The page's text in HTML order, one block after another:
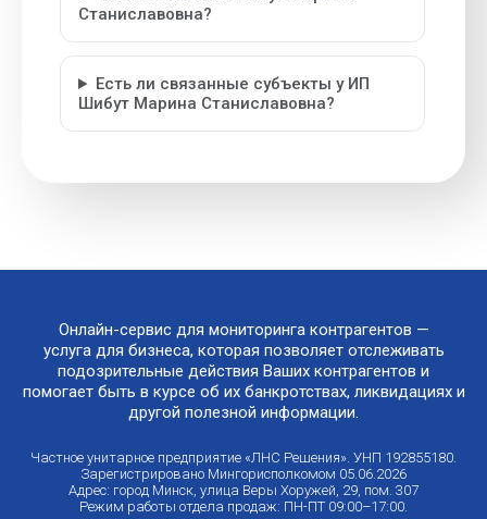
Станиславовна?
Есть ли связанные субъекты у ИП
Шибут Марина Станиславовна?
Онлайн-сервис для мониторинга контрагентов —
услуга для бизнеса, которая позволяет отслеживать
подозрительные действия Ваших контрагентов и
помогает быть в курсе об их банкротствах, ликвидациях и
другой полезной информации.
Частное унитарное предприятие «ЛНС Решения». УНП 192855180.
Зарегистрировано Мингорисполкомом 05.06.2026
Адрес: город Минск, улица Веры Хоружей, 29, пом. 307
Режим работы отдела продаж: ПН-ПТ 09:00–17:00.